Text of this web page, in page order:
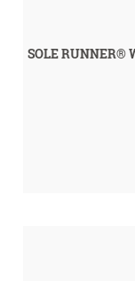
SOLE RUNNER®